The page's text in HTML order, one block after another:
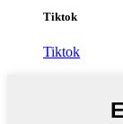
Tiktok
Tiktok